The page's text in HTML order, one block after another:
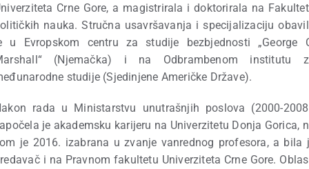
Crne Gore, a magistrirala i doktorirala na
nauka. Stručna usavršavanja i specijalizaciju
u Evropskom centru za studije bezbjednosti „George
(Njemačka) i na Odbrambenom institutu
studije (Sjedinjene Američke Države).
rada u Ministarstvu unutrašnjih poslova (2000-
je akademsku karijeru na Univerzitetu Donja Gorica,
je 2016. izabrana u zvanje vanrednog profesora, a bila
i na Pravnom fakultetu Univerziteta Crne Gore.